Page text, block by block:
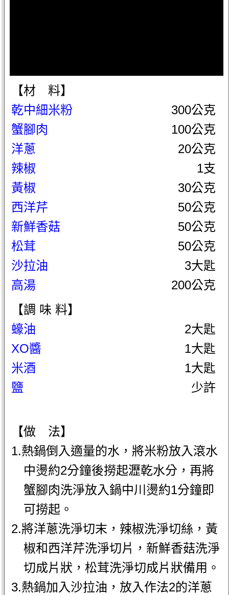
【材 料】
乾中細米粉
300公克
蟹腳肉
100公克
洋蔥
20公克
辣椒
1支
黃椒
30公克
西洋芹
50公克
新鮮香菇
50公克
松茸
50公克
沙拉油
3大匙
高湯
200公克
【調 味 料】
蠔油
2大匙
XO醬
1大匙
米酒
1大匙
鹽
少許
【做 法】
1.熱鍋倒入適量的水，將米粉放入滾水
中燙約2分鐘後撈起瀝乾水分，再將
蟹腳肉洗淨放入鍋中川燙約1分鐘即
可撈起。
2.將洋蔥洗淨切末，辣椒洗淨切絲，黃
椒和西洋芹洗淨切片，新鮮香菇洗淨
切成片狀，松茸洗淨切成片狀備用。
3.熱鍋加入沙拉油，放入作法2的洋蔥